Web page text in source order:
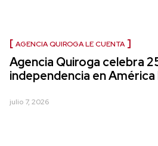
AGENCIA QUIROGA LE CUENTA
Agencia Quiroga celebra
independencia en
julio 7, 2026